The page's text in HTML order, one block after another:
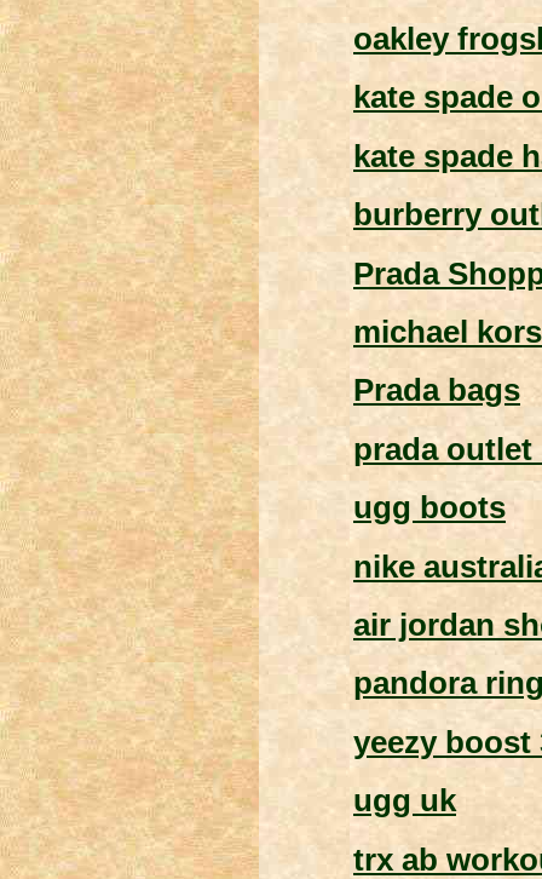
oakley
kate spade
kate spade
burberry
Prada
michael
Prada bags
prada outlet
ugg boots
nike
air jordan
pandora
yeezy boost
ugg uk
trx ab